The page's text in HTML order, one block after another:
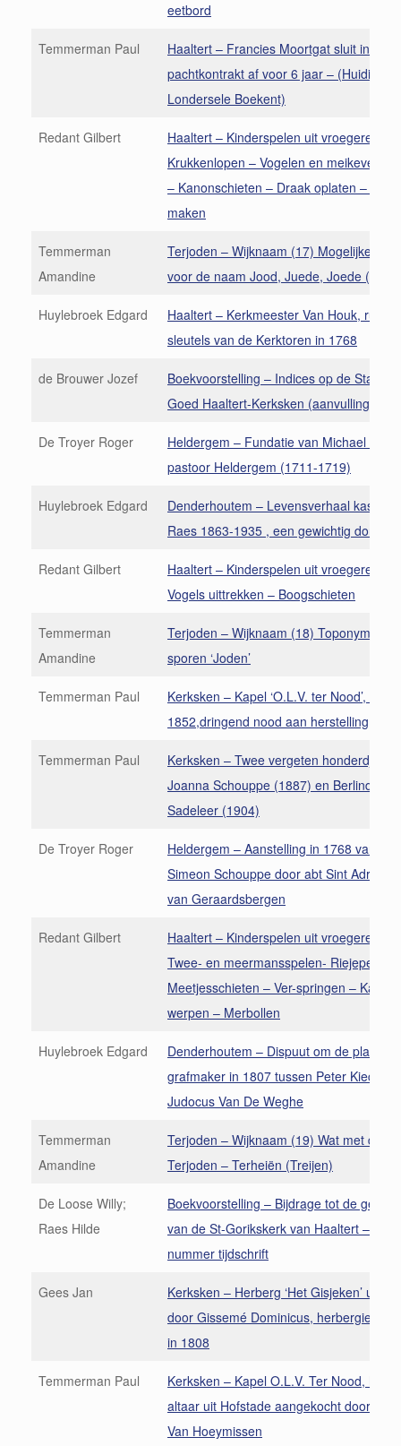
eetbord
Temmerman Paul
Haaltert – Francies Moortgat sluit in
pachtkontrakt af voor 6 jaar – (Huidig
Londersele Boekent)
Redant Gilbert
Haaltert – Kinderspelen uit vroegere
Krukkenlopen – Vogelen en meikevers
– Kanonschieten – Draak oplaten –
maken
Temmerman
Amandine
Terjoden – Wijknaam (17) Mogelijke
voor de naam Jood, Juede, Joede (4)
Huylebroek Edgard
Haaltert – Kerkmeester Van Houk, ruzie
sleutels van de Kerktoren in 1768
de Brouwer Jozef
Boekvoorstelling – Indices op de Staten
Goed Haaltert-Kerksken (aanvulling)
De Troyer Roger
Heldergem – Fundatie van Michael De
pastoor Heldergem (1711-1719)
Huylebroek Edgard
Denderhoutem – Levensverhaal
Raes 1863-1935 , een gewichtig
Redant Gilbert
Haaltert – Kinderspelen uit vroegere
Vogels uittrekken – Boogschieten
Temmerman
Amandine
Terjoden – Wijknaam (18) Toponymische
sporen ‘Joden’
Temmerman Paul
Kerksken – Kapel ‘O.L.V. ter Nood’,
1852,dringend nood aan herstelling
Temmerman Paul
Kerksken – Twee vergeten
Joanna Schouppe (1887) en Berlindis De
Sadeleer (1904)
De Troyer Roger
Heldergem – Aanstelling in 1768 van
Simeon Schouppe door abt Sint
van Geraardsbergen
Redant Gilbert
Haaltert – Kinderspelen uit vroegere
Twee- en meermansspelen- Riejepen –
Meetjesschieten – Ver-springen – Kalleke
werpen – Merbollen
Huylebroek Edgard
Denderhoutem – Dispuut om de plaats
grafmaker in 1807 tussen Peter
Judocus Van De Weghe
Temmerman
Amandine
Terjoden – Wijknaam (19) Wat met de
Terjoden – Terheiën (Treijen)
De Loose Willy;
Raes Hilde
Boekvoorstelling – Bijdrage tot de
van de St-Gorikskerk van Haaltert –
nummer tijdschrift
Gees Jan
Kerksken – Herberg ‘Het Gisjeken’
door Gissemé Dominicus, herbergier
in 1808
Temmerman Paul
Kerksken – Kapel O.L.V. Ter Nood,
altaar uit Hofstade aangekocht door
Van Hoeymissen